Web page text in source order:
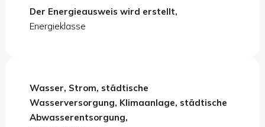
Der Energieausweis wird erstellt,
Energieklasse
Wasser, Strom, städtische
Wasserversorgung, Klimaanlage, städtische
Abwasserentsorgung,